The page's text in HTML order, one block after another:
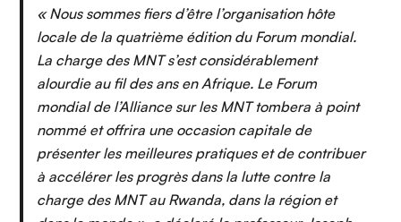
« Nous sommes fiers d’être l’organisation hôte
locale de la quatrième édition du Forum mondial.
La charge des MNT s’est considérablement
alourdie au fil des ans en Afrique. Le Forum
mondial de l’Alliance sur les MNT tombera à point
nommé et offrira une occasion capitale de
présenter les meilleures pratiques et de contribuer
à accélérer les progrès dans la lutte contre la
charge des MNT au Rwanda, dans la région et